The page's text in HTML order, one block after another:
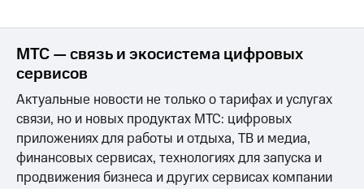
МТС — связь и экосистема цифровых
сервисов
Актуальные новости не только о тарифах и услугах
связи, но и новых продуктах МТС: цифровых
приложениях для работы и отдыха, ТВ и медиа,
финансовых сервисах, технологиях для запуска и
продвижения бизнеса и других сервисах компании